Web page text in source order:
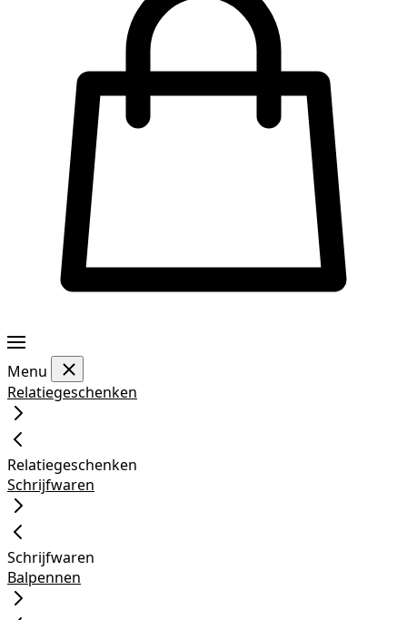
Menu
Relatiegeschenken
Relatiegeschenken
Schrijfwaren
Schrijfwaren
Balpennen